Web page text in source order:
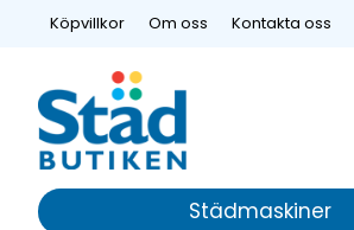
Köpvillkor Om oss Kontakta oss
Städmaskiner